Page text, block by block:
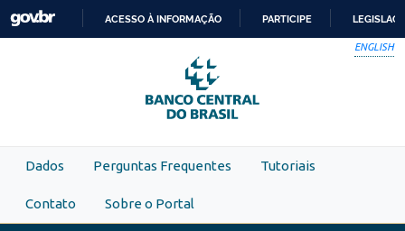
Skip to main content
PARA
O
CONTEÚDO
ACESSO À INFORMAÇÃO PARTICIPE
ENGLISH
Dados Perguntas Frequentes Tutoriais
Contato Sobre o Portal